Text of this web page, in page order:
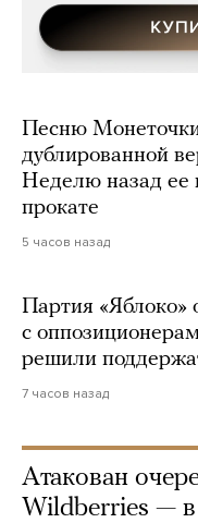
Песню
дублированной
Неделю назад ее
прокате
5 часов назад
Партия «Яблоко»
с
решили
7 часов назад
Атакован
Wildberries — в